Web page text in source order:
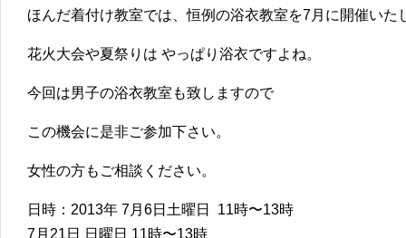
ほんだ着付け教室では、恒例の浴衣教室を7月に開催いた
花火大会や夏祭りは やっぱり浴衣ですよね。
今回は男子の浴衣教室も致しますので
この機会に是非ご参加下さい。
女性の方もご相談ください。
日時：2013年 7月6日土曜日 11時〜13時
7月21日 日曜日 11時〜13時